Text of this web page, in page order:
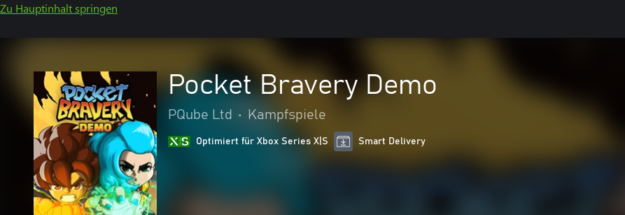
Zu Hauptinhalt springen
Pocket Bravery Demo
PQube Ltd • Kampfspiele
Optimiert für Xbox Series X|S Smart Delivery